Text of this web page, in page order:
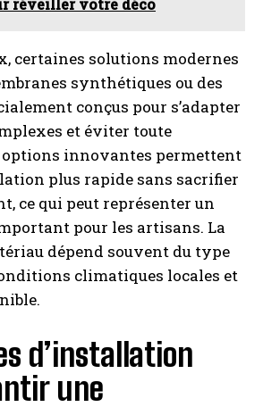
réveiller votre déco
certaines solutions modernes
synthétiques ou des
conçus pour s’adapter
et éviter toute
innovantes permettent
plus rapide sans sacrifier
ce qui peut représenter un
pour les artisans. La
dépend souvent du type
climatiques locales et
d’installation
une